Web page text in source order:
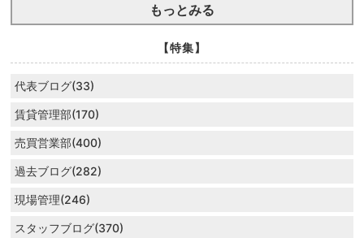
もっとみる
【特集】
代表ブログ(33)
賃貸管理部(170)
売買営業部(400)
過去ブログ(282)
現場管理(246)
スタッフブログ(370)